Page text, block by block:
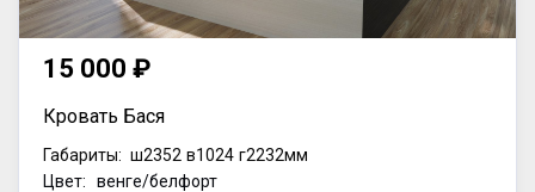
15 000 ₽
Кровать Бася
Габариты: ш2352 в1024 г2232мм
Цвет: венге/белфорт